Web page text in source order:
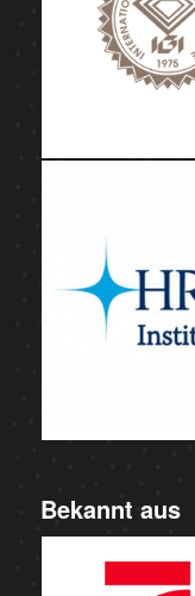
Bekannt aus